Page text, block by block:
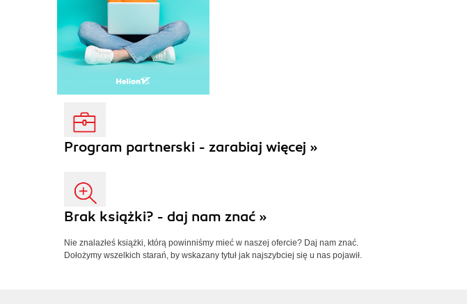
Program partnerski - zarabiaj więcej »
Brak książki? - daj nam znać »
Nie znalazłeś książki, którą powinniśmy mieć w naszej ofercie? Daj nam znać.
Dołożymy wszelkich starań, by wskazany tytuł jak najszybciej się u nas pojawił.